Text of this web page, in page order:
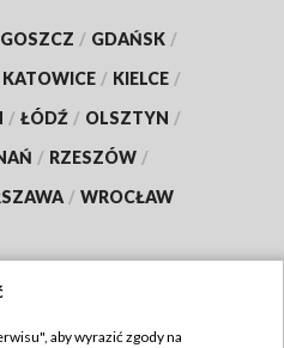
/ GDAŃSK /
KATOWICE / KIELCE /
/ ŁÓDŹ / OLSZTYN /
/ RZESZÓW /
/ WROCŁAW
aby wyrazić zgody na